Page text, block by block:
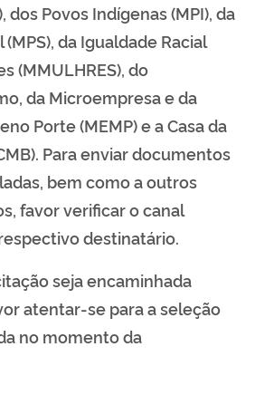
dos Povos Indígenas (MPI), da
da Igualdade Racial
(MMULHRES), do
da Microempresa e da
Porte (MEMP) e a Casa da
Para enviar documentos
bem como a outros
favor verificar o canal
destinatário.
seja encaminhada
atentar-se para a seleção
no momento da